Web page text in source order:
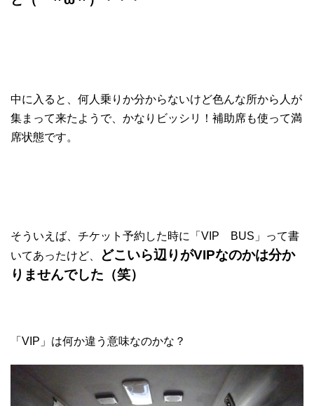
中に入ると、何人乗りか分からないけど色んな所から人が
集まって来たようで、かなりビッシリ！補助席も使って満
席状態です。
そういえば、チケット予約した時に「VIP BUS」って書
いてあったけど、
どこいら辺りがVIPなのかは分か
りませんでした（笑）
「VIP」は何か違う意味なのかな？